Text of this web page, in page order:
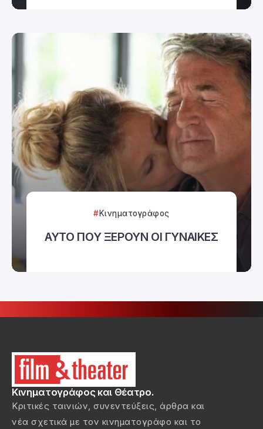
Κινηματογράφος
ΑΥΤΟ ΠΟΥ ΞΕΡΟΥΝ ΟΙ ΓΥΝΑΙΚΕΣ
Κινηματογράφος και Θέατρο.
Κριτικές ταινιών, συνεντεύξεις, άρθρα και
νέα σχετικά με τον κινηματογράφο και το